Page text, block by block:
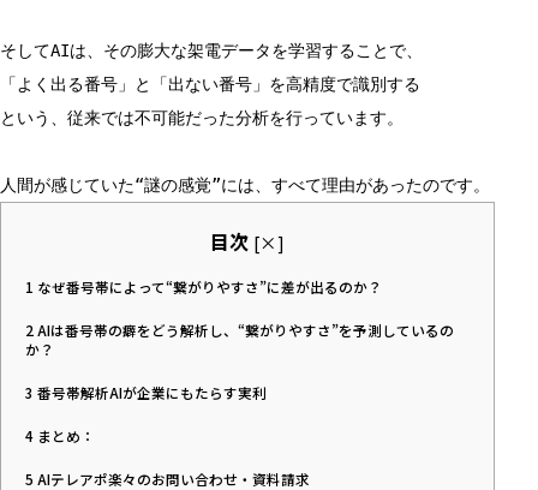
そしてAIは、その膨大な架電データを学習することで、
「よく出る番号」と「出ない番号」を高精度で識別する
という、従来では不可能だった分析を行っています。
人間が感じていた“謎の感覚”には、すべて理由があったのです。
目次 [×]
1 なぜ番号帯によって“繋がりやすさ”に差が出るのか？
2AIは番号帯の癖をどう解析し、“繋がりやすさ”を予測しているの
か？
3 番号帯解析AIが企業にもたらす実利
4 まとめ：
5 AIテレアポ楽々のお問い合わせ・資料請求